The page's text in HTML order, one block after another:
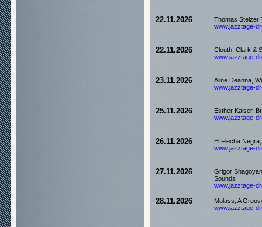
22.11.2026
Thomas Stelzer
www.jazztage-
22.11.2026
Clouth, Clark &
www.jazztage-
23.11.2026
Aline Deanna,
www.jazztage-
25.11.2026
Esther Kaiser,
www.jazztage-
26.11.2026
El Flecha
www.jazztage-
27.11.2026
Grigor
Sounds
www.jazztage-
28.11.2026
Molass, A
www.jazztage-